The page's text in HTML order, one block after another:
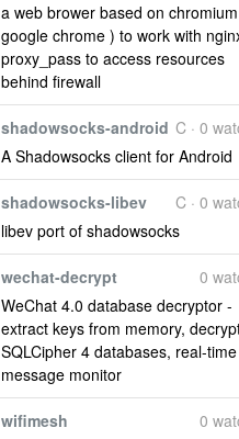
a web brower based on
google chrome ) to work with
proxy_pass to access resources
behind firewall
C · 0
shadowsocks-android
A Shadowsocks client for Android
C · 0
shadowsocks-libev
libev port of shadowsocks
0
wechat-decrypt
WeChat 4.0 database decryptor -
extract keys from memory,
SQLCipher 4 databases, real-time
message monitor
0
wifimesh